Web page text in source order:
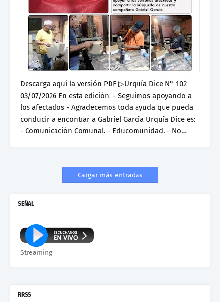
Descarga aquí la versión PDF ▷Urquía Dice N° 102
03/07/2026 En esta edición: - Seguimos apoyando a
los afectados - Agradecemos toda ayuda que pueda
conducir a encontrar a Gabriel García Urquía Dice es:
- Comunicación Comunal. - Educomunidad. - No…
Cargar más entradas
SEÑAL
Streaming
RRSS